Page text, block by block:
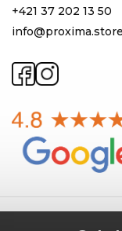
+421 37 202 13 50
info@proxima.store